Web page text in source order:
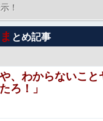
行く
漕ぎボートで回遊中
ｗｗｗ
に奥が深かったｗｗ
格に差がある模様
境内におけるコスプレ
場所」
！
ま とめ記事
、わからないこと
ろ！」